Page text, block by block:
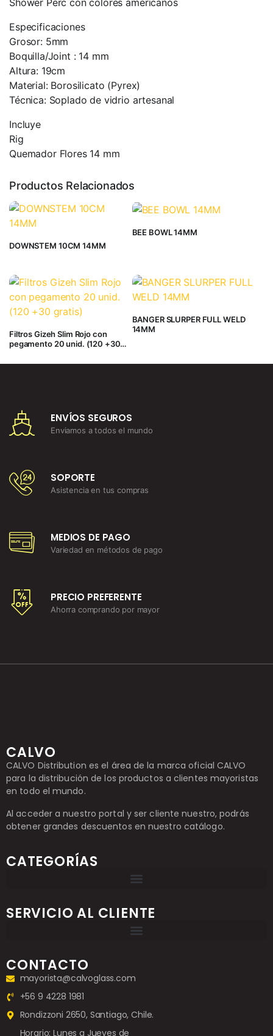
Especificaciones
Grosor: 5mm
Boquilla/Joint : 14 mm
Altura: 19cm
Material: Borosilicato (Pyrex)
Técnica: Soplado de vidrio artesanal
Incluye
Rig
Quemador Flores 14 mm
Productos Relacionados
DOWNSTEM 10CM 14MM
BEE BOWL 14MM
Filtros Gizeh Slim Rojo con
pegamento 20 unid. (120 +30
BANGER SLURPER FULL WELD
14MM
ENVÍOS SEGUROS
Enviamos a todos el mundo
SOPORTE
Asistencia en tus compras
MEDIOS DE PAGO
Variedad en métodos de pago
PRECIO PREFERENTE
Ahorra comprando por mayor
CALVO
CALVO Distribution es el área de la marca oficial CALVO
para la distribución de los productos a clientes mayoristas
en todo el mundo.
Al acceder a nuestro portal y ser cliente nuestro, podrás
obtener grandes descuentos en nuestro catálogo.
CATEGORÍAS
SERVICIO AL CLIENTE
CONTACTO
mayorista@calvoglass.com
+56 9 4228 1981
Rondizzoni 2650, Santiago, Chile.
Horario: Lunes a Jueves de